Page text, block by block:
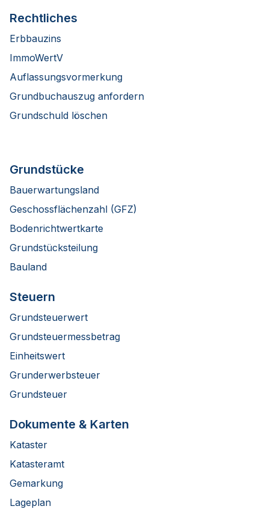
Rechtliches
Erbbauzins
ImmoWertV
Auflassungsvormerkung
Grundbuchauszug anfordern
Grundschuld löschen
Grundstücke
Bauerwartungsland
Geschossflächenzahl (GFZ)
Bodenrichtwertkarte
Grundstücksteilung
Bauland
Steuern
Grundsteuerwert
Grundsteuermessbetrag
Einheitswert
Grunderwerbsteuer
Grundsteuer
Dokumente & Karten
Kataster
Katasteramt
Gemarkung
Lageplan